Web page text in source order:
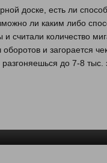
доске, есть ли
ли каким либо
считали количество
и загорается
до 7-8 тыс.